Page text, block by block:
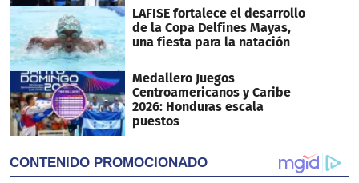
LAFISE fortalece el desarrollo
de la Copa Delfines Mayas,
una fiesta para la natación
Medallero Juegos
Centroamericanos y Caribe
2026: Honduras escala
puestos